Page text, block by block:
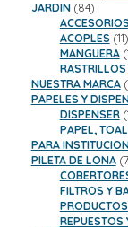
JARDIN 8484
ACOPLES 1111
MANGUERA
RASTRILLOS
NUESTRA MARCA
PAPELES Y
DISPENSER
PAPEL,
PARA
PILETA DE LONA
FILTROS Y
REPUESTOS